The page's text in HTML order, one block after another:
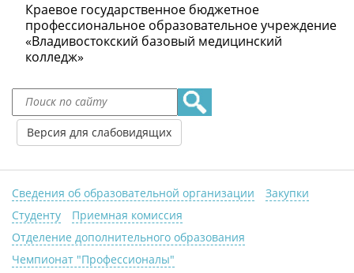
Краевое государственное бюджетное
профессиональное образовательное учреждение
«Владивостокский базовый медицинский
колледж»
Версия для слабовидящих
Сведения об образовательной организации
Закупки
Студенту
Приемная комиссия
Отделение дополнительного образования
Чемпионат "Профессионалы"